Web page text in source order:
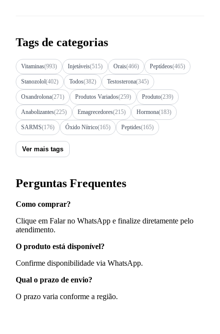
Tags de categorias
Vitaminas(993) Injetáveis(515) Orais(466) Peptídeos(465)
Stanozolol(402) Todos(382) Testosterona(345)
Oxandrolona(271) Produtos Variados(259) Produto(239)
Anabolizantes(225) Emagrecedores(215) Hormona(183)
SARMS(176) Óxido Nítrico(165) Peptides(165)
Ver mais tags
Perguntas Frequentes
Como comprar?
Clique em Falar no WhatsApp e finalize diretamente pelo
atendimento.
O produto está disponível?
Confirme disponibilidade via WhatsApp.
Qual o prazo de envio?
O prazo varia conforme a região.